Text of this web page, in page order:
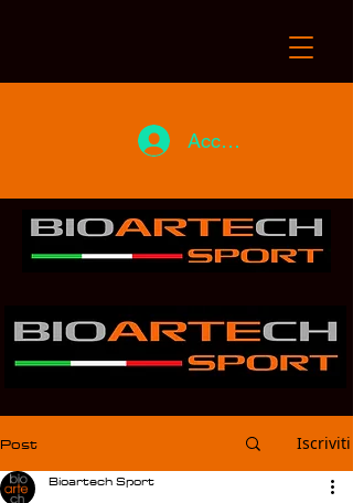
Accedi
Post Iscriviti
Bioartech Sport